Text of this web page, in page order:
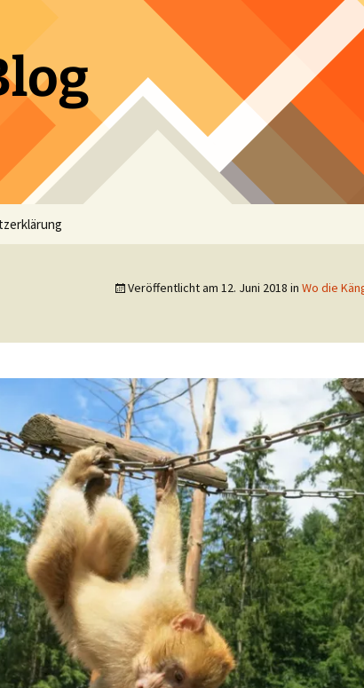
Veröffentlicht am 12. Juni 2018 in Wo die